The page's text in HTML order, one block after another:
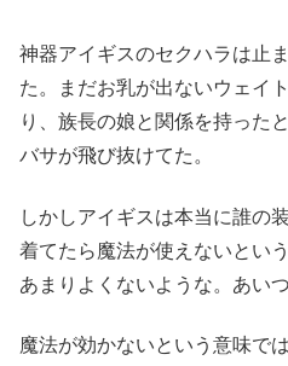
神器アイギスのセクハラは止
た。まだお乳が出ないウェイ
り、族長の娘と関係を持った
バサが飛び抜けてた。
しかしアイギスは本当に誰の
着てたら魔法が使えないとい
あまりよくないような。あい
魔法が効かないという意味で